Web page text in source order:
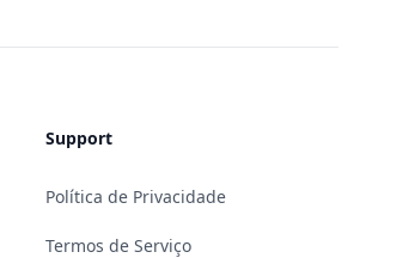
Support
Política de Privacidade
Termos de Serviço